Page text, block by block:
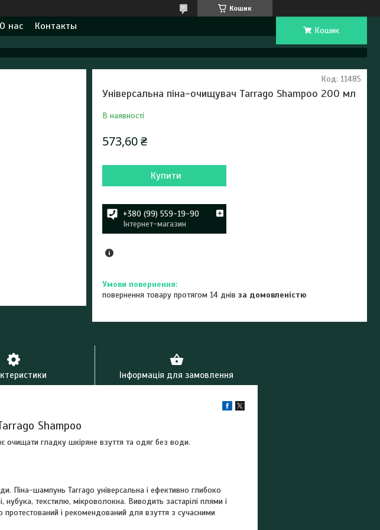
Кошик
О нас Контакты Кошик
Універсальна піна-очищувач Tarrago Shampoo 200 мл
В наявності
Код: 11485
573,60 ₴
Купити
+380 (99) 559-19-90
Інтернет-магазин
повернення товару протягом 14 днівза домовленістю
Інформація для замовлення
Shampoo
очищати гладку шкіряне взуття та одяг без води.
Піна-шампунь Tarrago універсальна і ефективно глибоко
нубука, текстилю, мікроволокна. Виводить застарілі плями і
і рекомендований для взуття з сучасними